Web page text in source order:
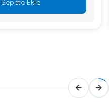
Sepete Ekle